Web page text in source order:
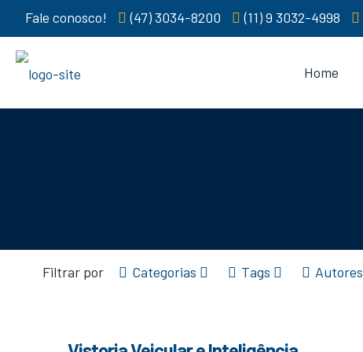
Fale conosco! (47) 3034-8200 (11) 9 3032-4998
Home
Filtrar por Categorias Tags Autores